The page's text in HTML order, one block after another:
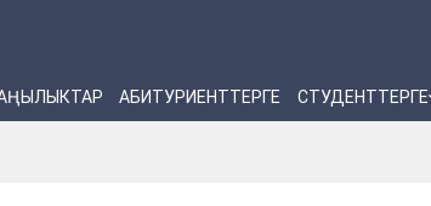
АБИТУРИЕНТТЕРГЕ СТУДЕНТТЕРГЕ